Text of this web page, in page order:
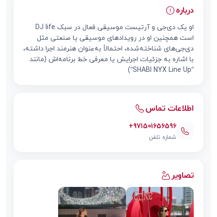
درباره
او یک دی‌جی و آرتیست موسیقی فعال در سبک DJ life
است همچنین او در رویدادهای موسیقی یا صنعتی مثل
دی‌جی‌های شناخته‌شده، احتمالاً به‌عنوان هنرمند اجرا داشته،
با اشاره به جزئیات اجرایش یا معرفی خط برنامه‌اش (مانند
“SHABI NYX Line Up”)
اطلاعات تماس
+971501656596
شماره تلفن
تصاویر